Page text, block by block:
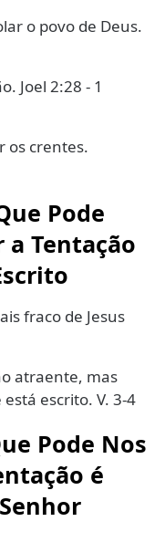
o povo de Deus.
Joel 2:28 - 1
os crentes.
Pode
a Tentação
fraco de Jesus
atraente, mas
escrito. V. 3-4
Pode Nos
é